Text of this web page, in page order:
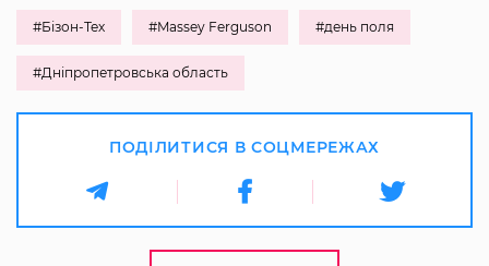
#Бізон-Тех #Massey Ferguson #день поля
#Дніпропетровська область
ПОДІЛИТИСЯ В СОЦМЕРЕЖАХ